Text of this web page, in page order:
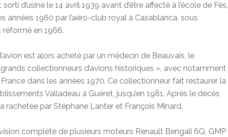
d’usine le 14 avril 1939 avant d’être affecté à l’école de Fès,
années 1960 par l’aéro-club royal à Casablanca, sous
réformé en 1966.
est alors acheté par un médecin de Beauvais, le
grands collectionneurs d’avions historiques », avec notamment
dans les années 1970. Ce collectionneur fait restaurer la
Valladeau à Guéret, jusqu’en 1981. Après le décès
rachetée par Stéphane Lanter et François Minard.
complète de plusieurs moteurs Renault Bengali 6Q, GMP